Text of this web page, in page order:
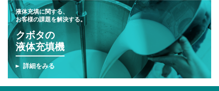
液体充填に関する、
お客様の課題を解決する。
クボタの
液体充填機
詳細をみる